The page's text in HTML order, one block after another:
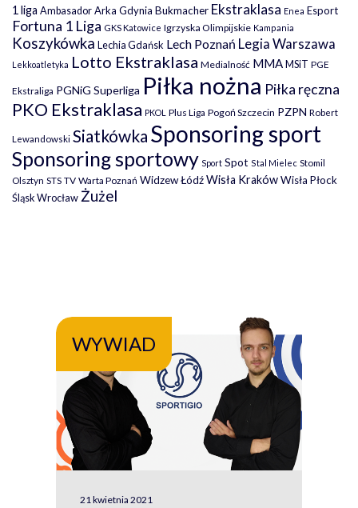
1 liga Ambasador Arka Gdynia Bukmacher Ekstraklasa Enea Esport
Fortuna 1 Liga GKS Katowice Igrzyska Olimpijskie Kampania
Koszykówka Lechia Gdańsk Lech Poznań Legia Warszawa
Lekkoatletyka Lotto Ekstraklasa Medialność MMAMSiT PGE
Ekstraliga PGNiG Superliga Piłka nożna Piłka ręczna
PKO Ekstraklasa PKOL Plus Liga Pogoń Szczecin PZPN Robert
Lewandowski Siatkówka Sponsoring sport
Sponsoring sportowy Sport Spot Stal Mielec Stomil
Olsztyn STS TV Warta Poznań Widzew ŁódźWisła KrakówWisła Płock
Śląsk Wrocław Żużel
WYWIAD
21 kwietnia 2021